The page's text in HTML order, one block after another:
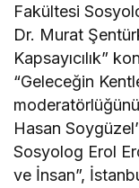
Fakültesi
Dr. Murat
Kapsayıcılık”
“Geleceğin
Hasan
Sosyolog Erol
ve İnsan”,